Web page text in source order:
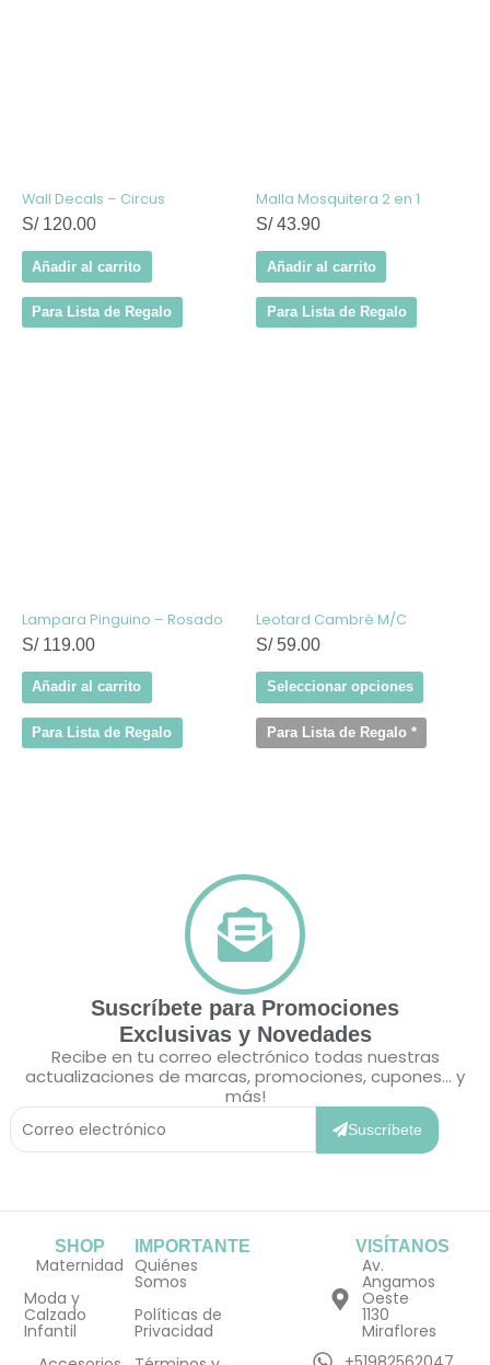
Wall Decals – Circus
S/120.00
Añadir al carrito
Para Lista de Regalo
Malla Mosquitera 2 en 1
S/43.90
Añadir al carrito
Para Lista de Regalo
Lampara Pinguino – Rosado
S/119.00
Añadir al carrito
Para Lista de Regalo
Leotard Cambré M/C
S/59.00
Seleccionar opciones
Para Lista de Regalo*
Suscríbete para Promociones
Exclusivas y Novedades
Recibe en tu correo electrónico todas nuestras
actualizaciones de marcas, promociones, cupones... y
más!
Correo
Electrónico
Suscríbete
SHOP
Maternidad
Moda y
Calzado
Infantil
IMPORTANTE
Quiénes
Somos
Políticas de
Privacidad
VISÍTANOS
Av.
Angamos
Oeste
1130
Miraflores